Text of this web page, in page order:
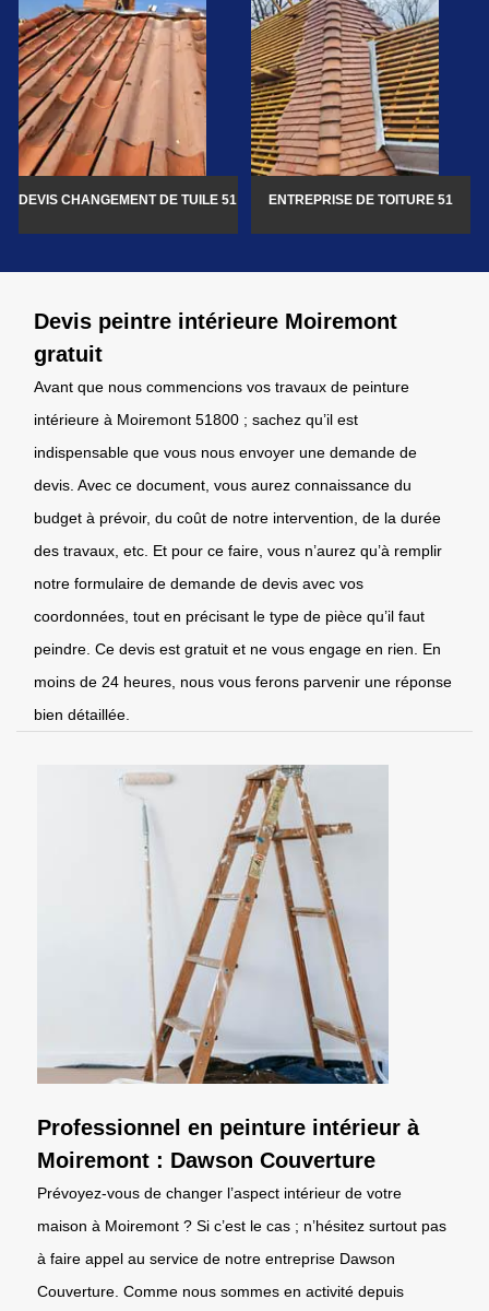
DEVIS CHANGEMENT DE TUILE 51 ENTREPRISE DE TOITURE 51
Devis peintre intérieure Moiremont
gratuit
Avant que nous commencions vos travaux de peinture
intérieure à Moiremont 51800 ; sachez qu’il est
indispensable que vous nous envoyer une demande de
devis. Avec ce document, vous aurez connaissance du
budget à prévoir, du coût de notre intervention, de la durée
des travaux, etc. Et pour ce faire, vous n’aurez qu’à remplir
notre formulaire de demande de devis avec vos
coordonnées, tout en précisant le type de pièce qu’il faut
peindre. Ce devis est gratuit et ne vous engage en rien. En
moins de 24 heures, nous vous ferons parvenir une réponse
bien détaillée.
Professionnel en peinture intérieur à
Moiremont : Dawson Couverture
Prévoyez-vous de changer l’aspect intérieur de votre
maison à Moiremont ? Si c’est le cas ; n’hésitez surtout pas
à faire appel au service de notre entreprise Dawson
Couverture. Comme nous sommes en activité depuis